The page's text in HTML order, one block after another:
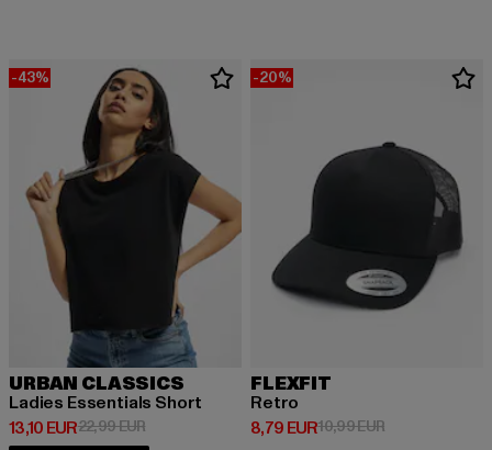
-43%
URBAN CLASSICS
Ladies Essentials Short
13,10 EUR
Derzeitiger Preis: 13,10 EUR
22,99 EURAktionspreis: 22,99 EUR
-20%
FLEXFIT
Retro
8,79 EUR
Derzeitiger Preis: 8,79 EUR
10,99 EURAktionspreis: